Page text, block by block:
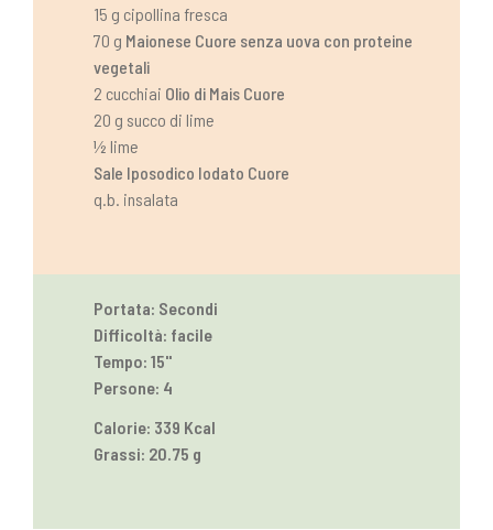
15 g cipollina fresca
70 g Maionese Cuore senza uova con proteine
vegetali
2 cucchiai Olio di Mais Cuore
20 g succo di lime
½ lime
Sale Iposodico Iodato Cuore
q.b. insalata
Portata: Secondi
Difficoltà: facile
Tempo: 15''
Persone: 4
Calorie: 339 Kcal
Grassi: 20.75 g